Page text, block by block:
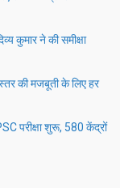
कुमार ने की समीक्षा
की मजबूती के लिए हर
परीक्षा शुरू, 580 केंद्रों